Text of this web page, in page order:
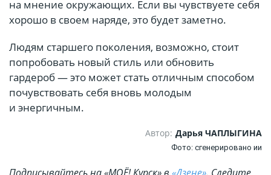
на мнение окружающих. Если вы чувствуете себя
хорошо в своем наряде, это будет заметно.
Людям старшего поколения, возможно, стоит
попробовать новый стиль или обновить
гардероб — это может стать отличным способом
почувствовать себя вновь молодым
и энергичным.
Автор: Дарья ЧАПЛЫГИНА
Фото: сгенерировано ии